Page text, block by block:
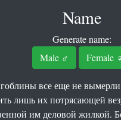
Name
Generate name:
Male ♂
Female ♀
все еще не
лишь их потрясающей
им деловой жилкой.